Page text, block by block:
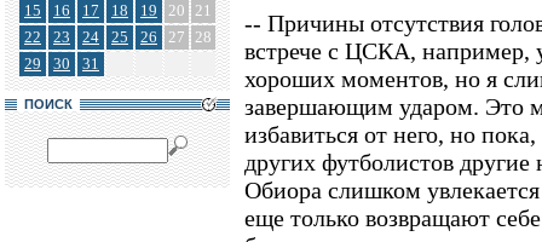
15
16 17 18 19 20 21
22
23 24 25 26 27 28
29
30 31
ПОИСК
-- Причины отсутствия
встрече с ЦСКА, например,
хороших моментов, но я
завершающим ударом. Это
избавиться от него, но
других футболистов
Обиора слишком
еще только возвращают